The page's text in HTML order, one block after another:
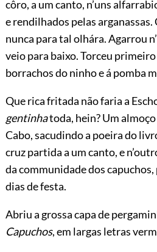
côro, a um canto, n’uns
e rendilhados pelas arganassas.
nunca para tal olhára. Agarrou
veio para baixo. Torceu primeiro
borrachos do ninho e á pomba
Que rica fritada não faria a
gentinhatoda, hein? Um
Cabo, sacudindo a poeira do
cruz partida a um canto, e
da communidade dos
dias de festa.
Abriu a grossa capa de
Capuchos, em largas letras